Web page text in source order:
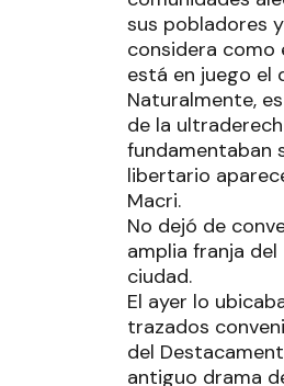
sus pobladores
considera
está en juego el
Naturalmente,
de la
fundamentaban
libertario
Macri.
No dejó de
amplia franja
ciudad.
El ayer lo
trazados
del
antiguo drama